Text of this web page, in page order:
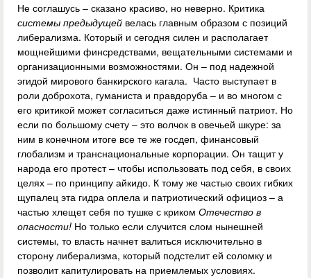
Не соглашусь – сказано красиво, но неверно. Критика
системы предыдущей велась главным образом с позиций
либерализма. Который и сегодня силен и располагает
мощнейшими финсредствами, вещательными системами и
организационными возможностями. Он – под надежной
эгидой мирового банкирского кагала. Часто выступает в
роли доброхота, гуманиста и правдоруба – и во многом с
его критикой может согласиться даже истинный патриот. Но
если по большому счету – это волчок в овечьей шкуре: за
ним в конечном итоге все те же госдеп, финансовый
глобализм и транснациональные корпорации. Он тащит у
народа его протест – чтобы использовать под себя, в своих
целях – по принципу айкидо. К тому же частью своих гибких
щупалец эта гидра оплела и патриотический официоз – а
частью хлещет себя по тушке с криком Отечество в
опасности! Но только если случится слом нынешней
системы, то власть начнет валиться исключительно в
сторону либерализма, который подстелит ей соломку и
позволит капитулировать на приемлемых условиях.